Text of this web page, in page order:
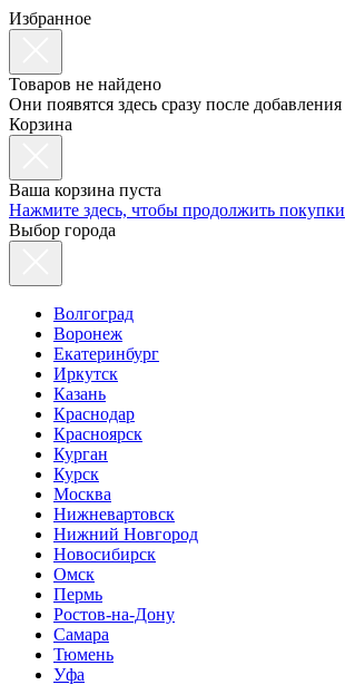
Избранное
Товаров не найдено
Они появятся здесь сразу после добавления
Корзина
Ваша корзина пуста
Нажмите здесь, чтобы продолжить покупки
Выбор города
Волгоград
Воронеж
Екатеринбург
Иркутск
Казань
Краснодар
Красноярск
Курган
Курск
Москва
Нижневартовск
Нижний Новгород
Новосибирск
Омск
Пермь
Ростов-на-Дону
Самара
Тюмень
Уфа